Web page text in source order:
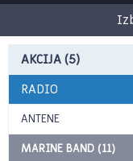
AKCIJA (5)
RADIO
ANTENE
MARINE BAND (11)